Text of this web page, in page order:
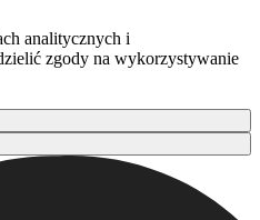
analitycznych i
zgody na wykorzystywanie